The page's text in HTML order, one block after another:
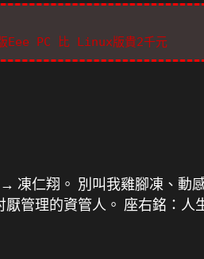
PC 比 Linux版貴2千元
仁翔。 別叫我雞腳凍、動
管理的資管人。 座右銘：人